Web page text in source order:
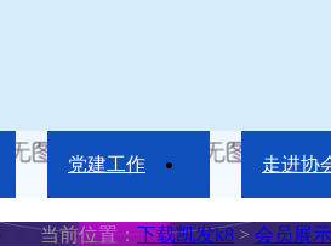
党建工作 走进协
当前位置： 下载凯发k8 > 会员展示